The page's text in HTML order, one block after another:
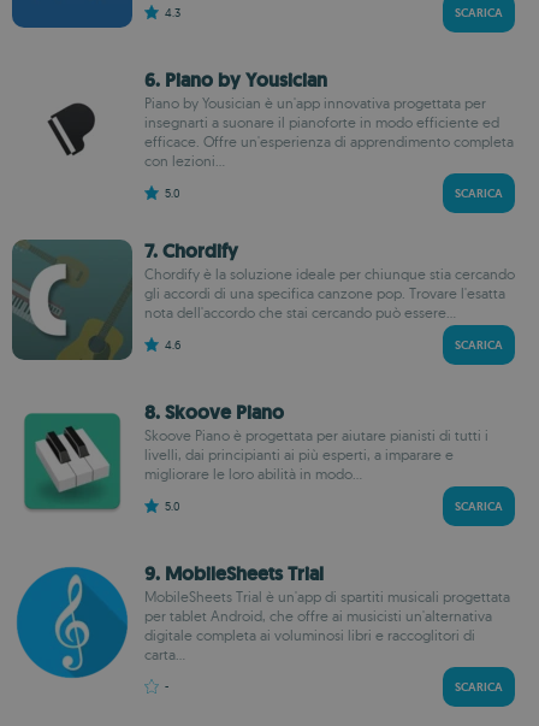
4.3 SCARICA
6. Piano by Yousician
Piano by Yousician è un'app innovativa progettata per
insegnarti a suonare il pianoforte in modo efficiente ed
efficace. Offre un'esperienza di apprendimento completa
con lezioni...
5.0 SCARICA
7. Chordify
Chordify è la soluzione ideale per chiunque stia cercando
gli accordi di una specifica canzone pop. Trovare l'esatta
nota dell'accordo che stai cercando può essere...
4.6 SCARICA
8. Skoove Piano
Skoove Piano è progettata per aiutare pianisti di tutti i
livelli, dai principianti ai più esperti, a imparare e
migliorare le loro abilità in modo...
5.0 SCARICA
9. MobileSheets Trial
MobileSheets Trial è un'app di spartiti musicali progettata
per tablet Android, che offre ai musicisti un'alternativa
digitale completa ai voluminosi libri e raccoglitori di
carta...
- SCARICA